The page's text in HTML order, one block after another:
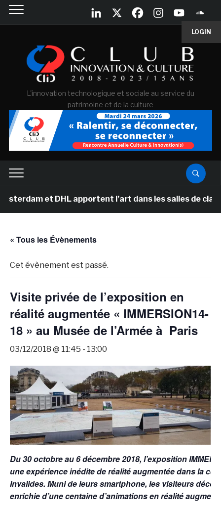
LOGIN
L'innovation technologique et sociale au service du
patrimoine et de la culture
et DHL apportent l’art dans les salles de
« Tous les Évènements
Cet évènement est passé.
Visite privée de l’exposition en
réalité augmentée « IMMERSION14-
18 » au Musée de l’Armée à Paris
03/12/2018 @ 11:45 - 13:00
Du 30 octobre au 6 décembre 2018, l’exposition
une expérience inédite de réalité augmentée dans la
Invalides. Muni de leurs smartphone, les visiteurs
enrichie d’une centaine d’animations en réalité